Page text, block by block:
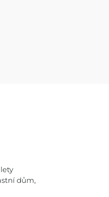
dům,